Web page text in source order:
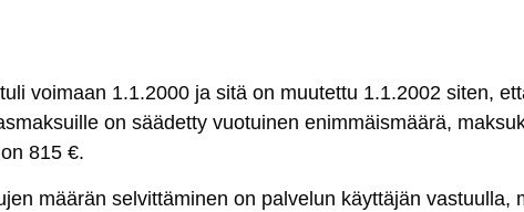
voi­maan 1.1.2000 ja si­tä on muu­tet­tu 1.1.2002 si­ten,
on sää­det­ty vuo­tui­nen enim­mäis­mää­rä,
815 €.
mää­rän sel­vit­tä­mi­nen on pal­ve­lun käyt­tä­jän vas­tuul­la,